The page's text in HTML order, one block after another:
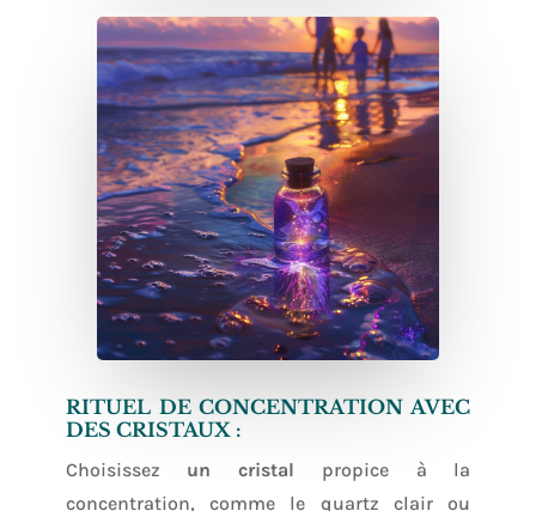
RITUEL DE CONCENTRATION AVEC
DES CRISTAUX :
Choisissez un cristal propice à la
concentration, comme le quartz clair ou